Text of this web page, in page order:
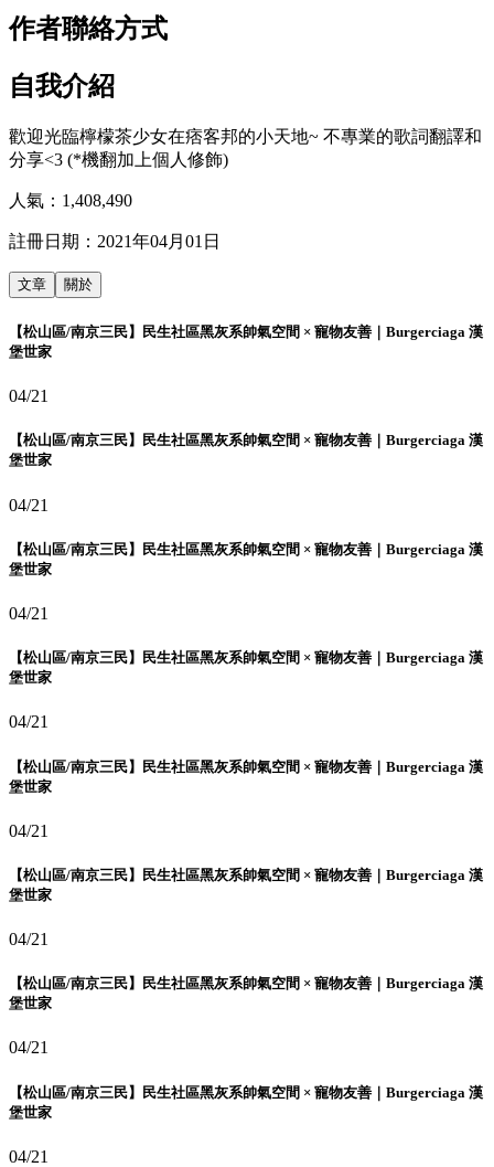
作者聯絡方式
自我介紹
歡迎光臨檸檬茶少女在痞客邦的小天地~ 不專業的歌詞翻譯和
分享<3 (*機翻加上個人修飾)
人氣： 1,408,490
註冊日期： 2021年04月01日
文章 關於
【松山區/南京三民】民生社區黑灰系帥氣空間 × 寵物友善｜Burgerciaga 漢
堡世家
04/21
【松山區/南京三民】民生社區黑灰系帥氣空間 × 寵物友善｜Burgerciaga 漢
堡世家
04/21
【松山區/南京三民】民生社區黑灰系帥氣空間 × 寵物友善｜Burgerciaga 漢
堡世家
04/21
【松山區/南京三民】民生社區黑灰系帥氣空間 × 寵物友善｜Burgerciaga 漢
堡世家
04/21
【松山區/南京三民】民生社區黑灰系帥氣空間 × 寵物友善｜Burgerciaga 漢
堡世家
04/21
【松山區/南京三民】民生社區黑灰系帥氣空間 × 寵物友善｜Burgerciaga 漢
堡世家
04/21
【松山區/南京三民】民生社區黑灰系帥氣空間 × 寵物友善｜Burgerciaga 漢
堡世家
04/21
【松山區/南京三民】民生社區黑灰系帥氣空間 × 寵物友善｜Burgerciaga 漢
堡世家
04/21